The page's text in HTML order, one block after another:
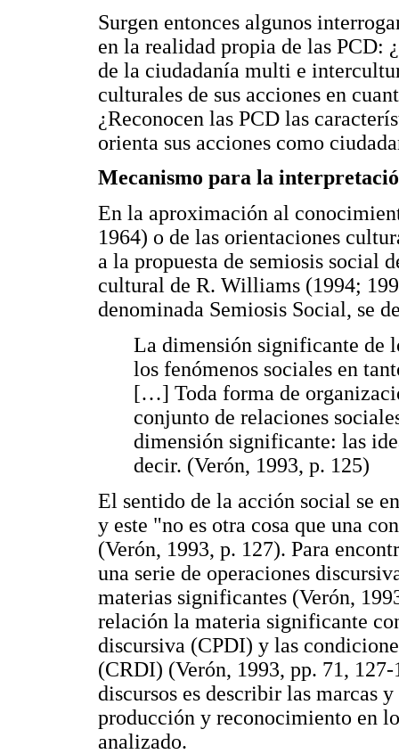
Surgen entonces algunos
en la realidad propia de las PCD:
de la ciudadanía multi e
culturales de sus acciones en
¿Reconocen las PCD las
orienta sus acciones como
Mecanismo para la
En la aproximación al
1964) o de las orientaciones
a la propuesta de semiosis social
cultural de R. Williams (1994;
denominada Semiosis Social, se
La dimensión significante de
los fenómenos sociales en
[…] Toda forma de
conjunto de relaciones
dimensión significante: las
decir. (Verón, 1993, p. 125)
El sentido de la acción social se
y este "no es otra cosa que una
(Verón, 1993, p. 127). Para
una serie de operaciones
materias significantes (Verón,
relación la materia significante
discursiva (CPDI) y las
(CRDI) (Verón, 1993, pp. 71,
discursos es describir las marcas
producción y reconocimiento en
analizado.